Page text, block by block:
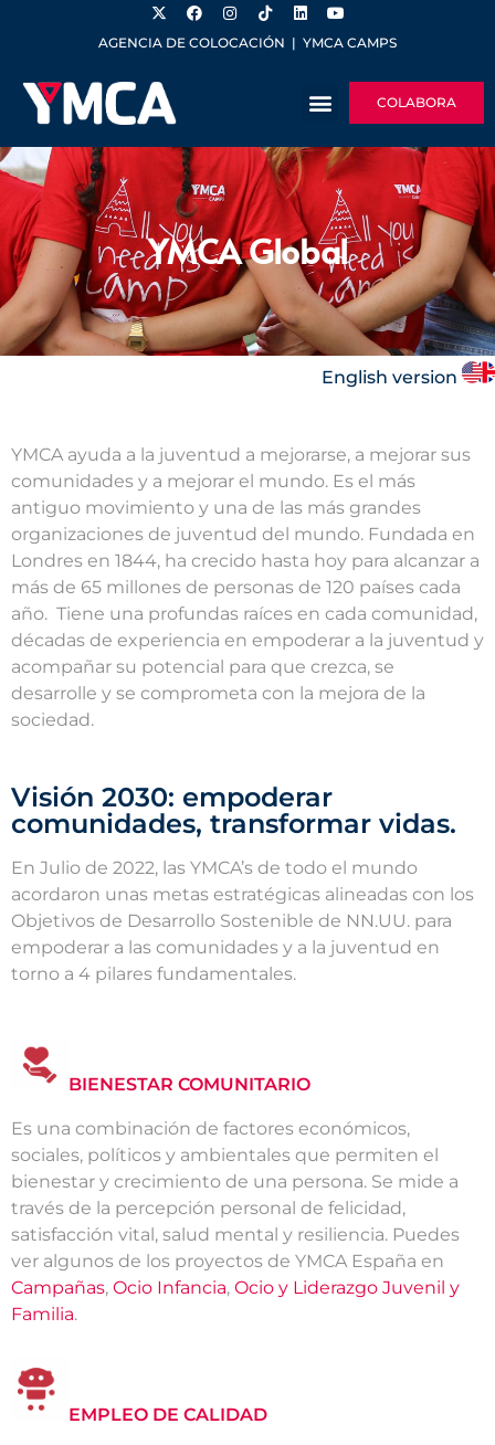
AGENCIA DE COLOCACIÓN | YMCA CAMPS
COLABORA
YMCA Global
English version
YMCA ayuda a la juventud a mejorarse, a mejorar sus
comunidades y a mejorar el mundo. Es el más
antiguo movimiento y una de las más grandes
organizaciones de juventud del mundo. Fundada en
Londres en 1844, ha crecido hasta hoy para alcanzar a
más de 65 millones de personas de 120 países cada
año. Tiene una profundas raíces en cada comunidad,
décadas de experiencia en empoderar a la juventud y
acompañar su potencial para que crezca, se
desarrolle y se comprometa con la mejora de la
sociedad.
Visión 2030: empoderar
comunidades, transformar vidas.
En Julio de 2022, las YMCA’s de todo el mundo
acordaron unas metas estratégicas alineadas con los
Objetivos de Desarrollo Sostenible de NN.UU. para
empoderar a las comunidades y a la juventud en
torno a 4 pilares fundamentales.
BIENESTAR COMUNITARIO
Es una combinación de factores económicos,
sociales, políticos y ambientales que permiten el
bienestar y crecimiento de una persona. Se mide a
través de la percepción personal de felicidad,
satisfacción vital, salud mental y resiliencia. Puedes
ver algunos de los proyectos de YMCA España en
Campañas, Ocio Infancia, Ocio y Liderazgo Juvenil y
Familia.
EMPLEO DE CALIDAD